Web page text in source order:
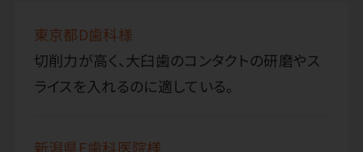
東京都D歯科様
切削力が高く、大臼歯のコンタクトの研磨やス
ライスを入れるのに適している。
新潟県E歯科医院様